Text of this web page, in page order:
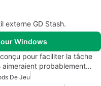
externe GD Stash.
Windows
pour faciliter la tâche
aimeraient probablement…
De Jeu